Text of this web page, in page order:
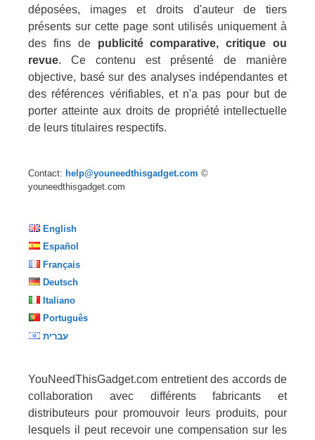
déposées, images et droits d'auteur de tiers
présents sur cette page sont utilisés uniquement à
des fins de publicité comparative, critique ou
revue. Ce contenu est présenté de manière
objective, basé sur des analyses indépendantes et
des références vérifiables, et n'a pas pour but de
porter atteinte aux droits de propriété intellectuelle
de leurs titulaires respectifs.
Contact: help@youneedthisgadget.com ©
youneedthisgadget.com
English
Español
Français
Deutsch
Italiano
Português
עברית
YouNeedThisGadget.com entretient des accords de
collaboration avec différents fabricants et
distributeurs pour promouvoir leurs produits, pour
lesquels il peut recevoir une compensation sur les